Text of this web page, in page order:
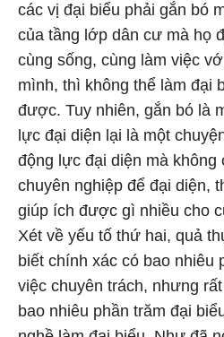
các vị đại biểu phải gắn bó
của tầng lớp dân cư mà họ
cùng sống, cùng làm việc
mình, thì không thể làm đại
được. Tuy nhiên, gắn bó là
lực đại diện lại là một
động lực đại diện mà không
chuyên nghiệp để đại diện,
giúp ích được gì nhiều cho
Xét về yếu tố thứ hai, quả
biết chính xác có bao nhiêu
việc chuyên trách, nhưng
bao nhiêu phần trăm đại